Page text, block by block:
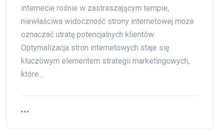
internecie rośnie w zastraszającym tempie,
niewłaściwa widoczność strony internetowej może
oznaczać utratę potencjalnych klientów.
Optymalizacja stron internetowych staje się
kluczowym elementem strategii marketingowych,
które…